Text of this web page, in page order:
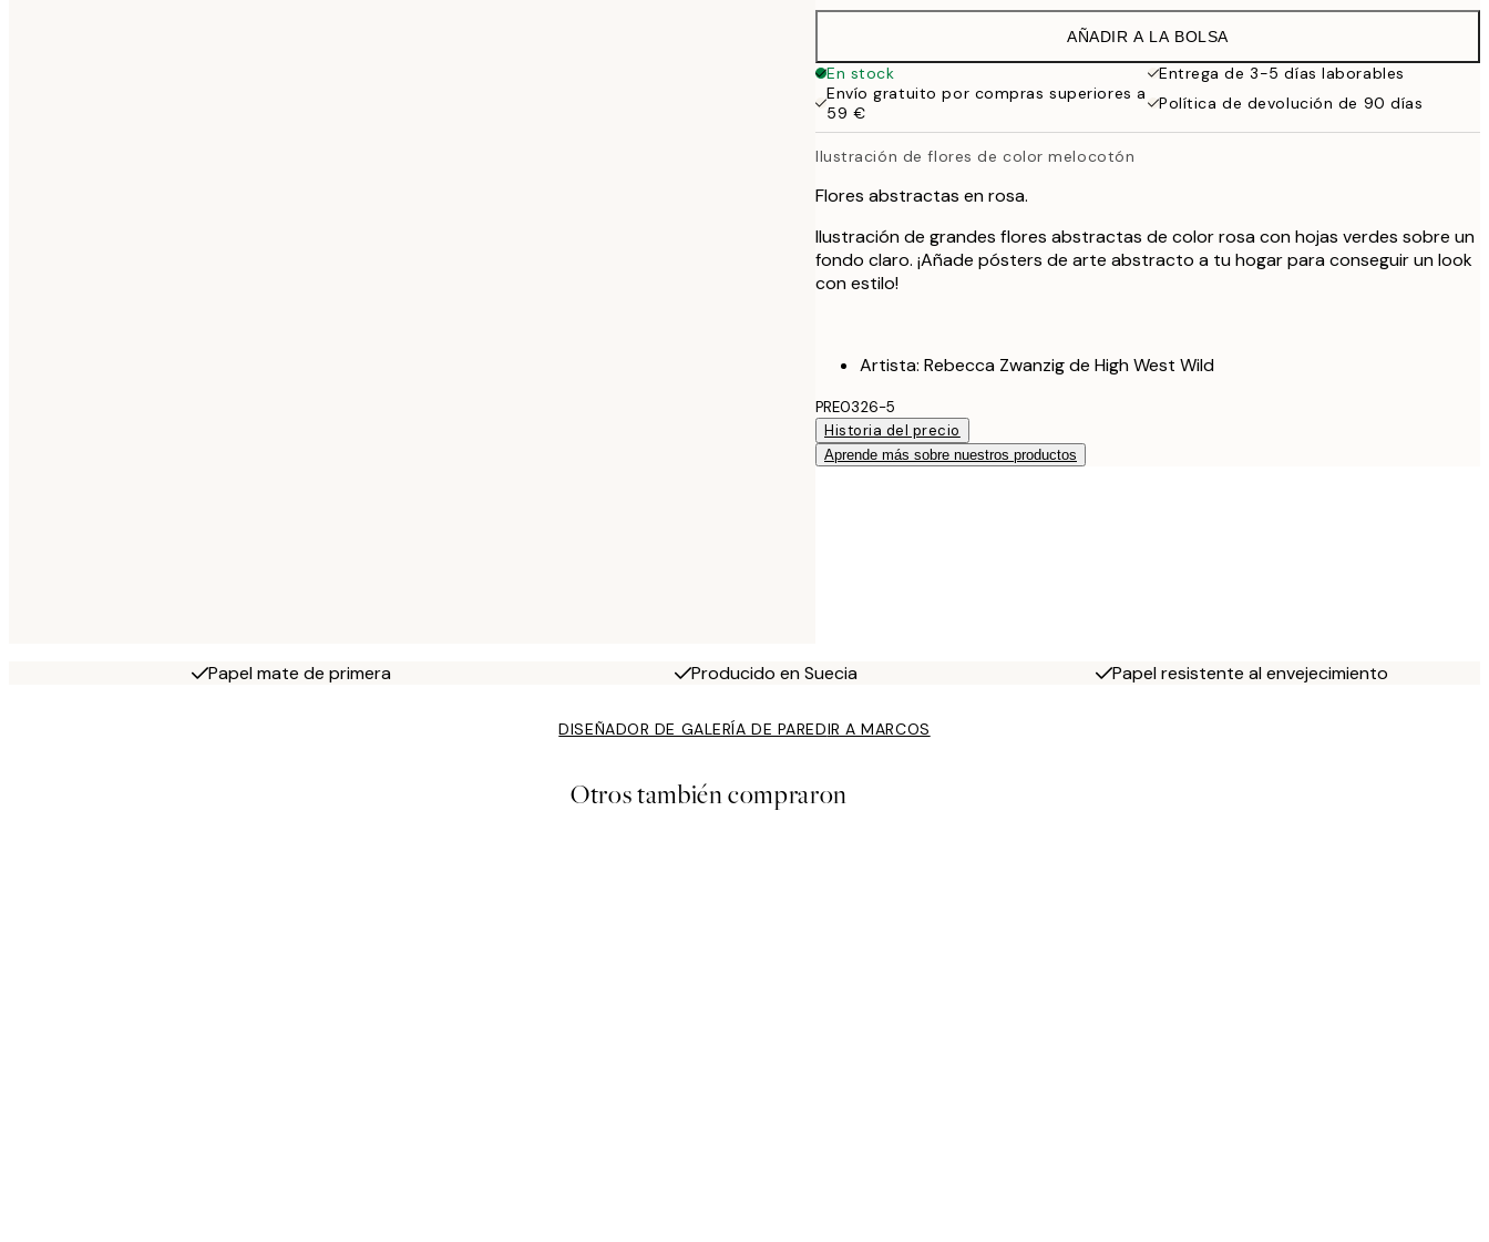
38 €
AÑADIR A LA BOLSA
En stock
Entrega de 3-5 días laborables
Envío gratuito por compras superiores a
59 €
Política de devolución de 90 días
Ilustración de flores de color melocotón
Flores abstractas en rosa.
Ilustración de grandes flores abstractas de color rosa con hojas verdes sobre un
fondo claro. ¡Añade pósters de arte abstracto a tu hogar para conseguir un look
con estilo!
Artista: Rebecca Zwanzig de High West Wild
PRE0326-5
Historia del precio
Aprende más sobre nuestros productos
Papel mate de primera Producido en Suecia Papel resistente al envejecimiento
DISEÑADOR DE GALERÍA DE PAREDIR A MARCOS
Otros también compraron